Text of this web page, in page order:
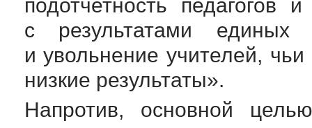
подотчетность педагогов
с результатами
и увольнение учителей,
низкие результаты».
Напротив, основной